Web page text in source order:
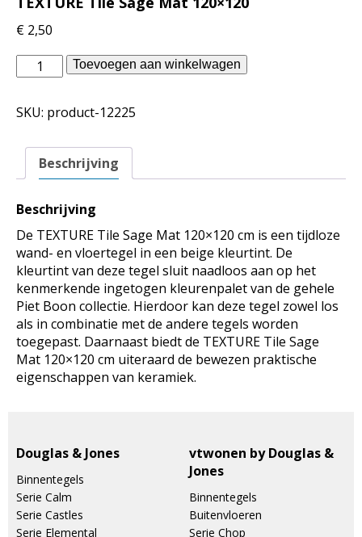
€ 2,50
Piet
Boon
-
Tile
Sage
120x120
Toevoegen aan winkelwagen
SKU: product-12225
Beschrijving
Beschrijving
De TEXTURE Tile Sage Mat 120×120 cm is een tijdloze
wand- en vloertegel in een beige kleurtint. De
kleurtint van deze tegel sluit naadloos aan op het
kenmerkende ingetogen kleurenpalet van de gehele
Piet Boon collectie. Hierdoor kan deze tegel zowel los
als in combinatie met de andere tegels worden
toegepast. Daarnaast biedt de TEXTURE Tile Sage
Mat 120×120 cm uiteraard de bewezen praktische
eigenschappen van keramiek.
Douglas & Jones
Binnentegels
Serie Calm
Serie Castles
Serie Elemental
vtwonen by Douglas &
Jones
Binnentegels
Buitenvloeren
Serie Chop